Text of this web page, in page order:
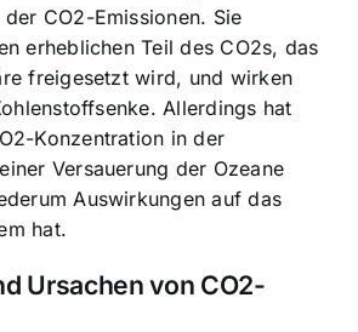
CO2-Emissionen. Sie
erheblichen Teil des CO2s, das
freigesetzt wird, und wirken
Allerdings hat
Konzentration in der
Versauerung der Ozeane
Auswirkungen auf das
hat.
Ursachen von CO2-